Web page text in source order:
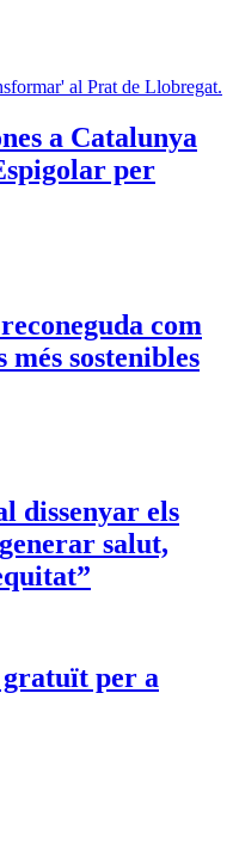
a Catalunya
per
com
sostenibles
dissenyar els
salut,
gratuït per a